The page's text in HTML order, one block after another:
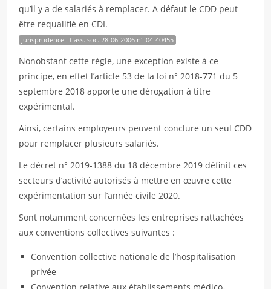
qu’il y a de salariés à remplacer. A défaut le CDD peut
être requalifié en CDI.
Jurisprudence : Cass. soc. 28-06-2006 n° 04-40455
Nonobstant cette règle, une exception existe à ce
principe, en effet l’article 53 de la loi n° 2018-771 du 5
septembre 2018 apporte une dérogation à titre
expérimental.
Ainsi, certains employeurs peuvent conclure un seul CDD
pour remplacer plusieurs salariés.
Le décret n° 2019-1388 du 18 décembre 2019 définit ces
secteurs d’activité autorisés à mettre en œuvre cette
expérimentation sur l’année civile 2020.
Sont notamment concernées les entreprises rattachées
aux conventions collectives suivantes :
Convention collective nationale de l’hospitalisation
privée